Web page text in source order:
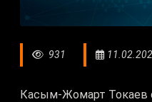
931
Касым-Жомарт Токаев